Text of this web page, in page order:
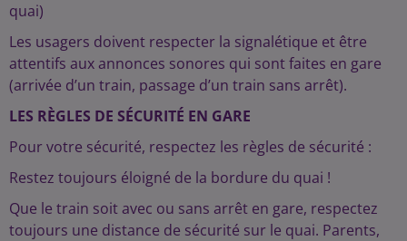
quai)
Les usagers doivent respecter la signalétique et être
attentifs aux annonces sonores qui sont faites en gare
(arrivée d’un train, passage d’un train sans arrêt).
LES RÈGLES DE SÉCURITÉ EN GARE
Pour votre sécurité, respectez les règles de sécurité :
Restez toujours éloigné de la bordure du quai !
Que le train soit avec ou sans arrêt en gare, respectez
toujours une distance de sécurité sur le quai. Parents,